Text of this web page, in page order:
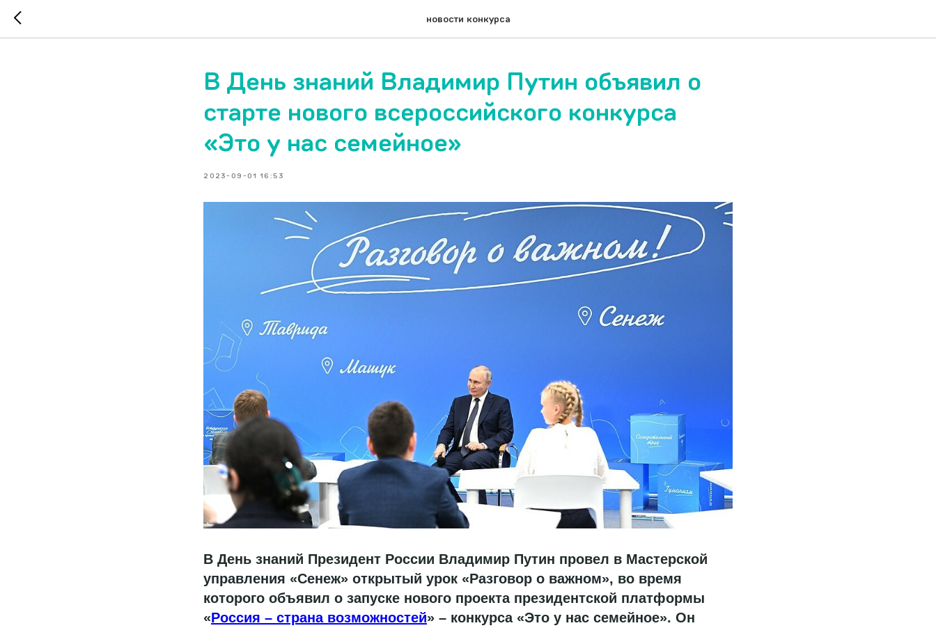
новости конкурса
В День знаний Владимир Путин объявил о
старте нового всероссийского конкурса
«Это у нас семейное»
2023-09-01 16:53
В День знаний Президент России Владимир Путин провел в Мастерской
управления «Сенеж» открытый урок «Разговор о важном», во время
которого объявил о запуске нового проекта президентской платформы
«Россия – страна возможностей» – конкурса «Это у нас семейное». Он